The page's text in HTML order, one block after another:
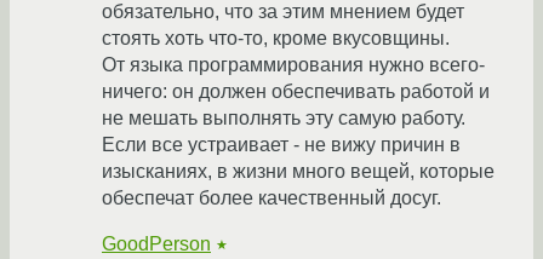
обязательно, что за этим мнением будет
стоять хоть что-то, кроме вкусовщины.
От языка программирования нужно всего-
ничего: он должен обеспечивать работой и
не мешать выполнять эту самую работу.
Если все устраивает - не вижу причин в
изысканиях, в жизни много вещей, которые
обеспечат более качественный досуг.
GoodPerson ★